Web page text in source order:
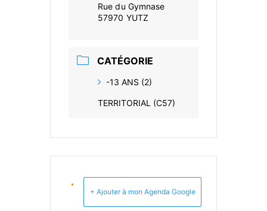
Rue du Gymnase
57970 YUTZ
CATÉGORIE
-13 ANS (2)
TERRITORIAL (C57)
+ Ajouter à mon Agenda Google